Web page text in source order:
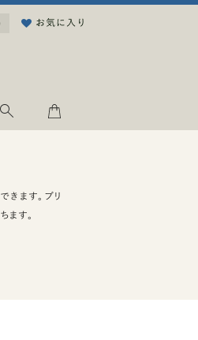
.
.
お気に入り
きます。ブリ
す。